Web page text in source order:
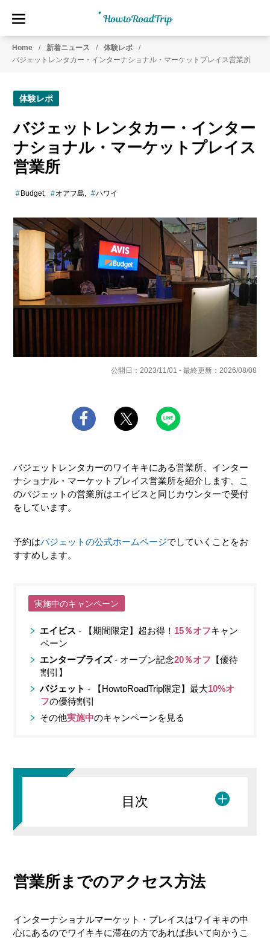
HowtoRoadTrip.com
Home 新着ニュース
体験レポ
バジェットレンタカー・インターナショナル・マーケットプレイス営業所
体験レポ
バジェットレンタカー・インター
ナショナル・マーケットプレイス
営業所
Budget オアフ島 ハワイ
公開日：2023/11/01 - 最終更新：2026/08/08
バジェットレンタカーのワイキキにある営業所、インター
ナショナル・マーケットプレイス営業所を紹介します。こ
のバジェットの営業所はエイビスと同じカウンターで受付
をしています。
予約はバジェットの公式ホームページでしていくことをお
すすめします。
実施中のキャンペーン
エイビス- 【期間限定】超お得！ 15％オフキャン
ペーン
エンタープライズ- オープン記念20％オフ 【優待
割引】
バジェット- 【HowtoRoadTrip限定】最大10%オ
フの優待割引
その他実施中のキャンペーンを見る
目次
契約手続き
営業所までのアクセス方法
インターナショナルマーケット・プレイスはワイキキの中
心にあるのでワイキキに滞在の方であれば歩いて向かうこ